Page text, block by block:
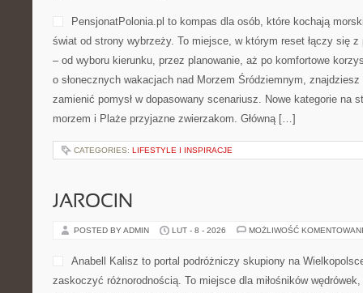
PensjonatPolonia.pl to kompas dla osób, które kochają
świat od strony wybrzeży. To miejsce, w którym reset łączy się
– od wyboru kierunku, przez planowanie, aż po komfortowe
o słonecznych wakacjach nad Morzem Śródziemnym,
zamienić pomysł w dopasowany scenariusz. Nowe kategorie na
morzem i Plaże przyjazne zwierzakom. Główną […]
CATEGORIES: LIFESTYLE I INSPIRACJE
JAROCIN
POSTED BY ADMIN LUT - 8 - 2026 MOŻLIWOŚĆ
Anabell Kalisz to portal podróżniczy skupiony na
zaskoczyć różnorodnością. To miejsce dla miłośników